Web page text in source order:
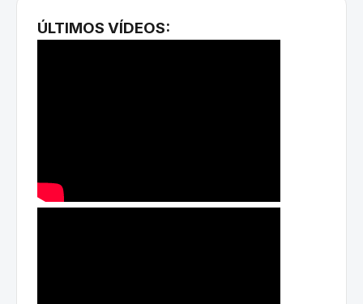
ÚLTIMOS VÍDEOS: